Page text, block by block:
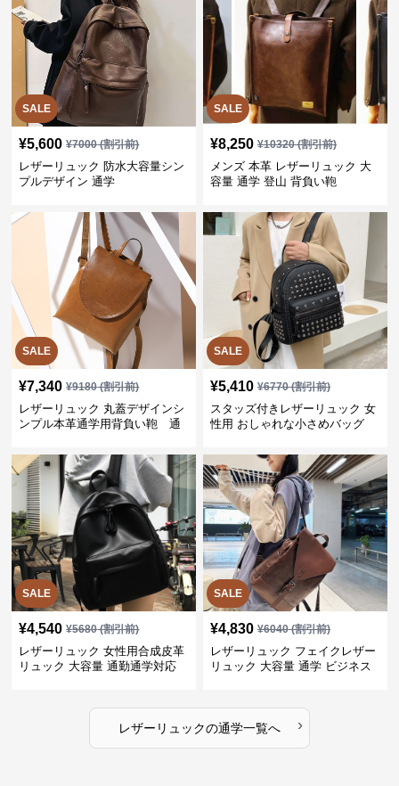
SALE
¥5,600 ¥7000(割引前)
レザーリュック 防水大容量シン
プルデザイン 通学
SALE
¥8,250 ¥10320(割引前)
メンズ 本革 レザーリュック 大
容量 通学 登山 背負い鞄
SALE
¥7,340 ¥9180(割引前)
レザーリュック 丸蓋デザインシ
ンプル本革通学用背負い鞄 通
SALE
¥5,410 ¥6770(割引前)
スタッズ付きレザーリュック 女
性用 おしゃれな小さめバッグ
SALE
¥4,540 ¥5680(割引前)
レザーリュック 女性用合成皮革
リュック 大容量 通勤通学対応
SALE
¥4,830 ¥6040(割引前)
レザーリュック フェイクレザー
リュック 大容量 通学 ビジネス
レザーリュックの通学一覧へ ›